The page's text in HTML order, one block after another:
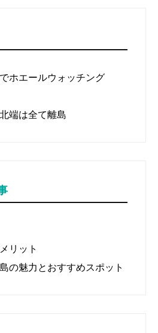
ホエールウォッチング
端は全て離島
リット
の魅力とおすすめスポット